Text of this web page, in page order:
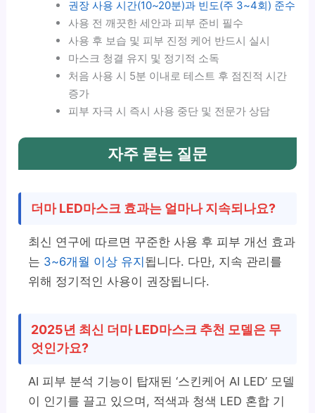
권장 사용 시간(10~20분)과 빈도(주 3~4회) 준수
사용 전 깨끗한 세안과 피부 준비 필수
사용 후 보습 및 피부 진정 케어 반드시 실시
마스크 청결 유지 및 정기적 소독
처음 사용 시 5분 이내로 테스트 후 점진적 시간
증가
피부 자극 시 즉시 사용 중단 및 전문가 상담
자주 묻는 질문
더마 LED마스크 효과는 얼마나 지속되나요?
최신 연구에 따르면 꾸준한 사용 후 피부 개선 효과
는 3~6개월 이상 유지 됩니다. 다만, 지속 관리를
위해 정기적인 사용이 권장됩니다.
2025년 최신 더마 LED마스크 추천 모델은 무
엇인가요?
AI 피부 분석 기능이 탑재된 ‘스킨케어 AI LED’ 모델
이 인기를 끌고 있으며, 적색과 청색 LED 혼합 기